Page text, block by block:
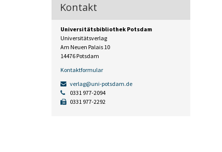
Kontakt
Universitätsbibliothek Potsdam
Universitätsverlag
Am Neuen Palais 10
14476 Potsdam
Kontaktformular
verlag@uni-potsdam.de
0331 977-2094
0331 977-2292